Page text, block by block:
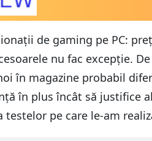
de gaming pe PC:
nu fac excepție.
în magazine probabil
în plus încât să justifice
pe care le-am